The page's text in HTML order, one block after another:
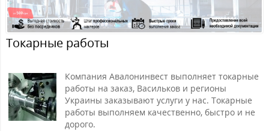
Токарные работы
Компания Авалонинвест выполняет токарные
работы на заказ, Васильков и регионы
Украины заказывают услуги у нас. Токарные
работы выполняем качественно, быстро и не
дорого.